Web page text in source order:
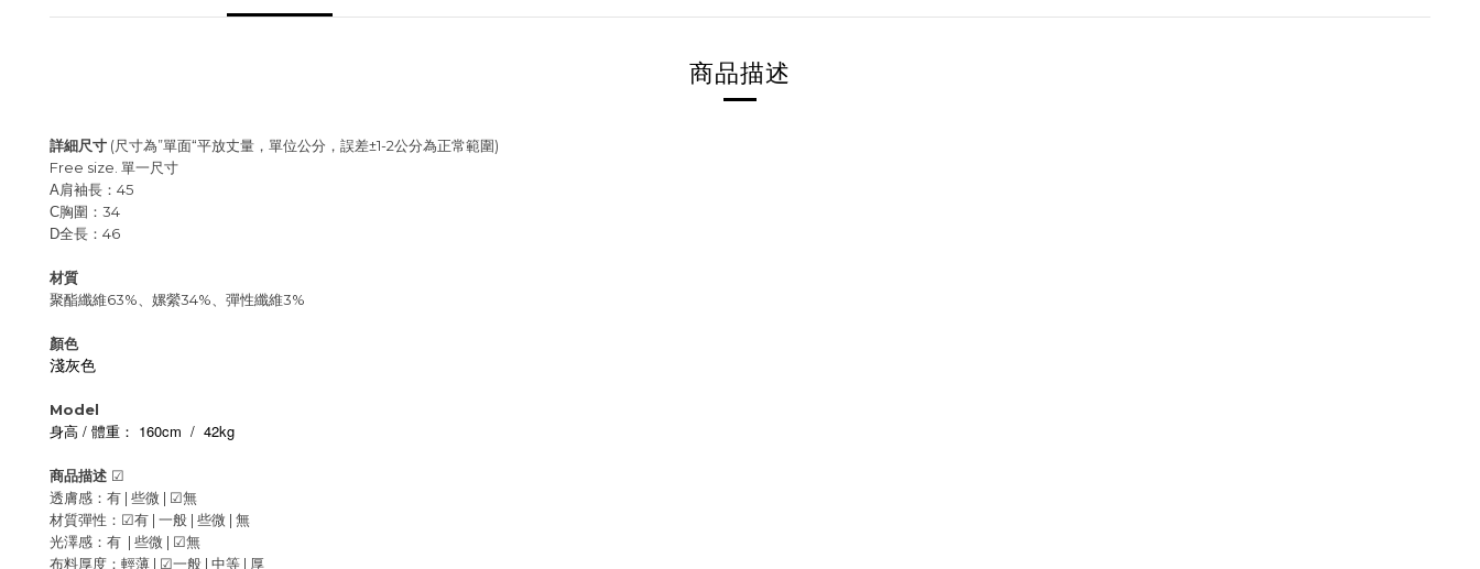
商品描述
詳細尺寸 (尺寸為”單面“平放丈量，單位公分，誤差±1-2公分為正常範圍)
Free size. 單一尺寸
A肩袖長：45
C胸圍：34
D全長：46
材質
聚酯纖維63%、嫘縈34%、彈性纖維3%
顏色
淺灰色
Model
身高 / 體重： 160cm / 42kg
商品描述 ☑
透膚感：有 | 些微 | ☑無
材質彈性： ☑有 | 一般 | 些微 | 無
光澤感：有 | 些微 | ☑無
布料厚度：輕薄 | ☑一般 | 中等 | 厚